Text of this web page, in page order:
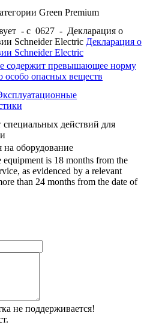
Green Premium
- с 0627 - Декларация о
Schneider Electric Декларация о
Schneider Electric
содержит превышающее норму
особо опасных веществ
специальных действий для
на оборудование
is 18 months from the
as evidenced by a relevant
than 24 months from the date of
не поддерживается!